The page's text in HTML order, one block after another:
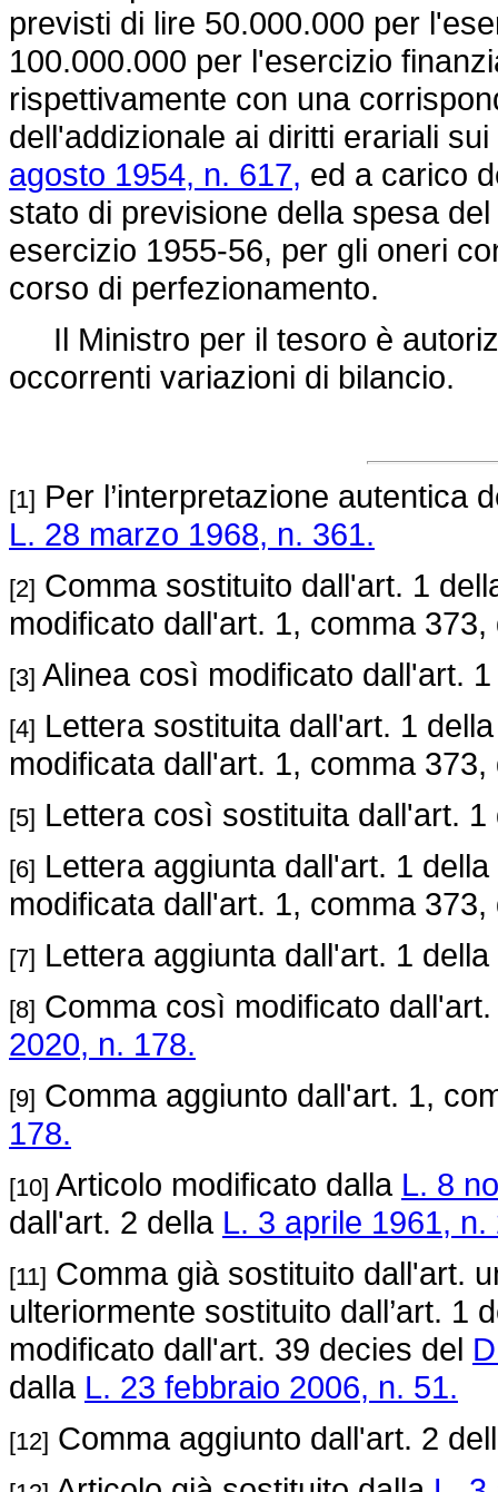
previsti di lire 50.000.000 per
100.000.000 per l'esercizio
rispettivamente con una
dell'addizionale ai diritti erariali
agosto 1954, n. 617, ed a carico
stato di previsione della spesa
esercizio 1955-56, per gli oneri
corso di perfezionamento.
Il Ministro per il tesoro è
occorrenti variazioni di bilancio.
[1] Per l’interpretazione autentica
L. 28 marzo 1968, n. 361.
[2] Comma sostituito dall'art. 1
modificato dall'art. 1, comma
[3] Alinea così modificato dall'art.
[4] Lettera sostituita dall'art. 1
modificata dall'art. 1, comma
[5] Lettera così sostituita dall'art.
[6] Lettera aggiunta dall'art. 1 della
modificata dall'art. 1, comma
[7] Lettera aggiunta dall'art. 1 della
[8] Comma così modificato
2020, n. 178.
[9] Comma aggiunto dall'art. 1,
178.
[10] Articolo modificato dalla L. 8
dall'art. 2 della L. 3 aprile 1961, n.
[11] Comma già sostituito dall'art.
ulteriormente sostituito dall’art. 1
modificato dall'art. 39 decies del
dalla L. 23 febbraio 2006, n. 51.
[12] Comma aggiunto dall'art. 2